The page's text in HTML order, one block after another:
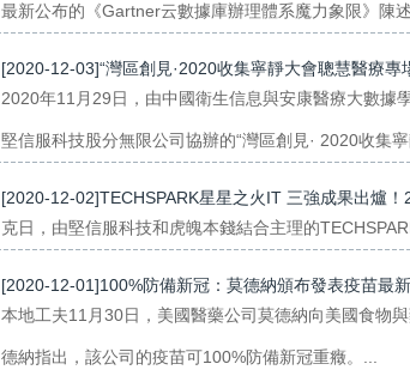
最新公布的《Gartner云數據庫辦理體系魔力象限》陳
[2020-12-03]“灣區創見·2020收集寧靜大會聰慧醫療專
2020年11月29日，由中國衛生信息與安康醫療大數據
堅信服科技股分無限公司協辦的“灣區創見· 2020收集
[2020-12-02]TECHSPARK星星之火IT 三強成果出爐！
克日，由堅信服科技和虎魄本錢結合主理的
[2020-12-01]100%防備新冠：莫德納頒布發表疫苗最
本地工夫11月30日，美國醫藥公司莫德納向美國食物
德納指出，該公司的疫苗可100%防備新冠重癥。...